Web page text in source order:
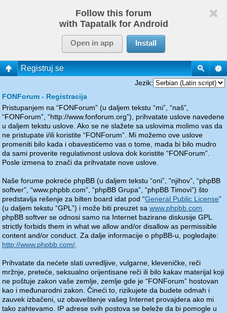
Follow this forum
with Tapatalk for Android
Open in app Install
Registruj se
Jezik:
FONForum - Registracija
Pristupanjem na “FONForum” (u daljem tekstu “mi”, “naš”,
“FONForum”, “http://www.fonforum.org”), prihvatate uslove navedene
u daljem tekstu uslove. Ako se ne slažete sa uslovima molimo vas da
ne pristupate i/ili koristite “FONForum”. Mi možemo ove uslove
promeniti bilo kada i obavestićemo vas o tome, mada bi bilo mudro
da sami proverite regulativnost uslova dok koristite “FONForum”.
Posle izmena to znači da prihvatate nove uslove.
Naše forume pokreće phpBB (u daljem tekstu “oni”, “njihov”, “phpBB
softver”, “www.phpbb.com”, “phpBB Grupa”, “phpBB Timovi”) što
predstavlja rešenje za bilten board idat pod “General Public License”
(u daljem tekstu “GPL”) i može biti preuzet sa www.phpbb.com
phpBB softver se odnosi samo na Internet bazirane diskusije GPL
strictly forbids them in what we allow and/or disallow as permissible
content and/or conduct. Za dalje informacije o phpBB-u, pogledajte:
http://www.phpbb.com/
Prihvatate da nećete slati uvredljive, vulgarne, kleveničke, reči
mržnje, preteće, seksualno orijentisane reči ili bilo kakav materijal koji
ne poštuje zakon vaše zemlje, zemlje gde je “FONForum” hostovan
kao i međunarodni zakon. Čineći to, rizikujete da budete odmah i
zauvek izbačeni, uz obaveštenje vašeg Internet provajdera ako mi
tako zahtevamo. IP adrese svih postova se beleže da bi pomogle u